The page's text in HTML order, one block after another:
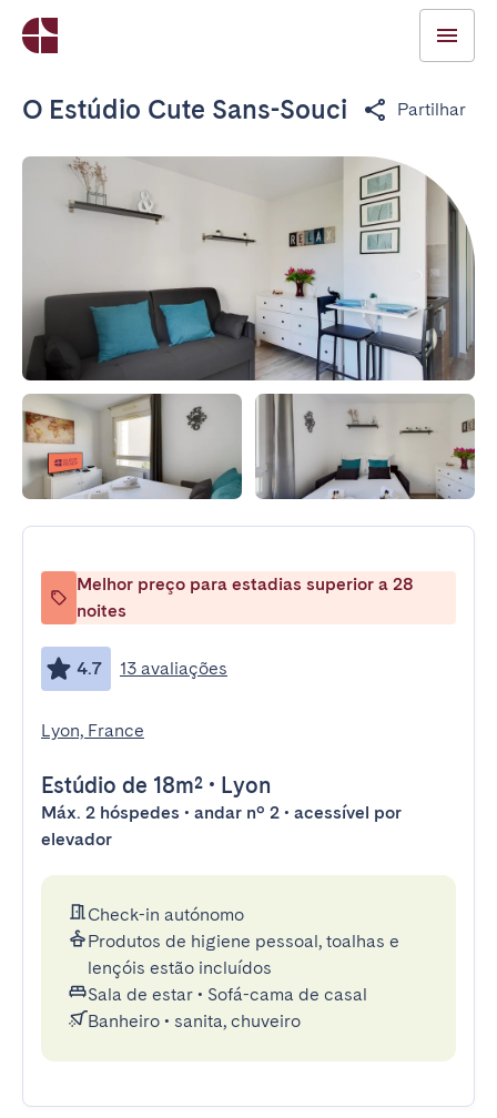
O Estúdio Cute Sans-Souci Partilhar
Melhor preço para estadias superior a 28
noites
4.7 13 avaliações
Lyon, France
Estúdio de 18m² • Lyon
Máx. 2 hóspedes • andar nº 2 • acessível por
elevador
Check-in autónomo
Produtos de higiene pessoal, toalhas e
lençóis estão incluídos
Sala de estar • Sofá-cama de casal
Banheiro • sanita, chuveiro